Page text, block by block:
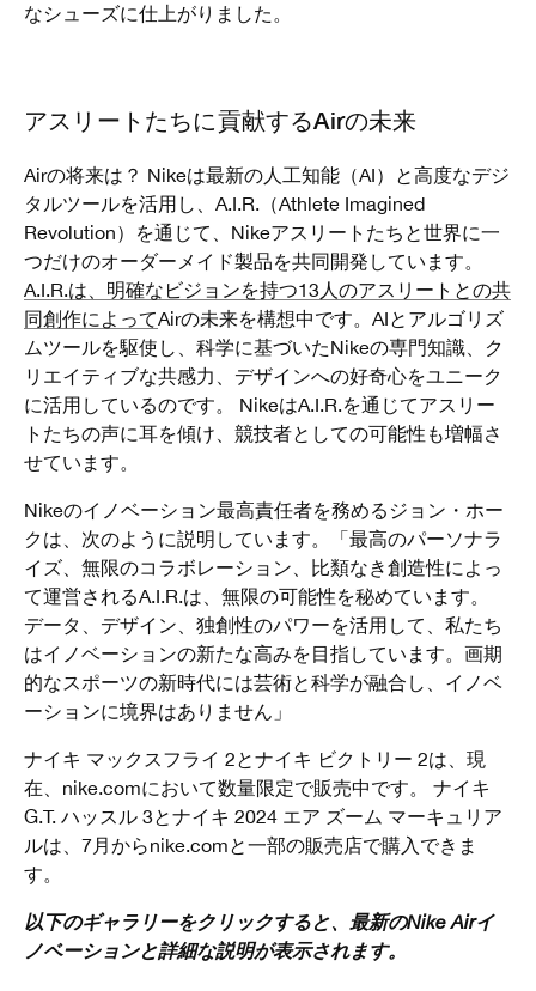
なシューズに仕上がりました。
アスリートたちに貢献するAirの未来
Airの将来は？ Nikeは最新の人工知能（AI）と高度なデジ
タルツールを活用し、A.I.R.（Athlete Imagined
Revolution）を通じて、Nikeアスリートたちと世界に一
つだけのオーダーメイド製品を共同開発しています。
A.I.R.は、明確なビジョンを持つ13人のアスリートとの共
同創作によってAirの未来を構想中です。 AIとアルゴリズ
ムツールを駆使し、科学に基づいたNikeの専門知識、ク
リエイティブな共感力、デザインへの好奇心をユニーク
に活用しているのです。 NikeはA.I.R.を通じてアスリー
トたちの声に耳を傾け、競技者としての可能性も増幅さ
せています。
Nikeのイノベーション最高責任者を務めるジョン・ホー
クは、次のように説明しています。「最高のパーソナラ
イズ、無限のコラボレーション、比類なき創造性によっ
て運営されるA.I.R.は、無限の可能性を秘めています。
データ、デザイン、独創性のパワーを活用して、私たち
はイノベーションの新たな高みを目指しています。画期
的なスポーツの新時代には芸術と科学が融合し、イノベ
ーションに境界はありません」
ナイキ マックスフライ 2とナイキ ビクトリー 2は、現
在、nike.comにおいて数量限定で販売中です。 ナイキ
G.T. ハッスル 3とナイキ 2024 エア ズーム マーキュリア
ルは、7月からnike.comと一部の販売店で購入できま
す。
以下のギャラリーをクリックすると、最新のNike Airイ
ノベーションと詳細な説明が表示されます。